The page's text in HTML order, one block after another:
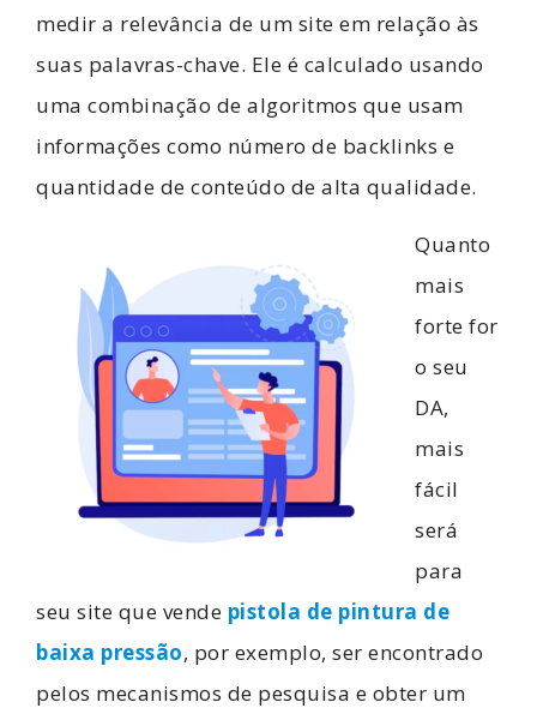
medir a relevância de um site em relação às
suas palavras-chave. Ele é calculado usando
uma combinação de algoritmos que usam
informações como número de backlinks e
quantidade de conteúdo de alta qualidade.
Quanto
mais
forte for
o seu
DA,
mais
fácil
será
para
seu site que vende pistola de pintura de
baixa pressão, por exemplo, ser encontrado
pelos mecanismos de pesquisa e obter um